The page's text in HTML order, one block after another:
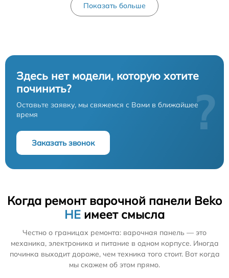
Показать больше
Здесь нет модели, которую хотите
починить?
Оставьте заявку, мы свяжемся с Вами в ближайшее
время
Заказать звонок
?
Когда ремонт варочной панели Beko
НЕ имеет смысла
Честно о границах ремонта: варочная панель — это
механика, электроника и питание в одном корпусе. Иногда
починка выходит дороже, чем техника того стоит. Вот когда
мы скажем об этом прямо.